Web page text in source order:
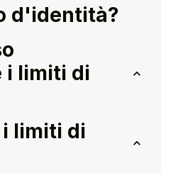
d'identità?
i limiti di
i limiti di